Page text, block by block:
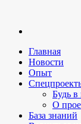
Главная
Новости
Опыт
Будь в
О
База знаний